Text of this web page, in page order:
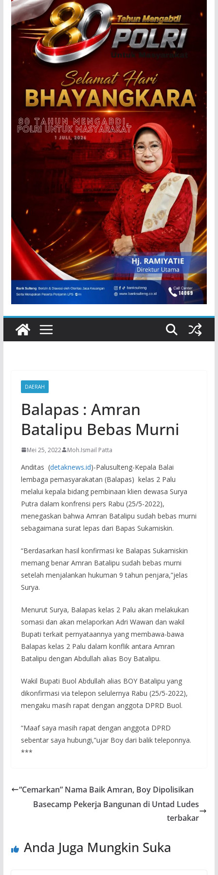
DAERAH
Balapas : Amran
Batalipu Bebas Murni
Mei 25, 2022 Moh.Ismail Patta
Anditas (detaknews.id)-Palusulteng-Kepala Balai
lembaga pemasyarakatan (Balapas) kelas 2 Palu
melalui kepala bidang pembinaan klien dewasa Surya
Putra dalam konfrensi pers Rabu (25/5-2022),
menegaskan bahwa Amran Batalipu sudah bebas murni
sebagaimana surat lepas dari Bapas Sukamiskin.
“Berdasarkan hasil konfirmasi ke Balapas Sukamiskin
memang benar Amran Batalipu sudah bebas murni
setelah menjalankan hukuman 9 tahun penjara,”jelas
Surya.
Menurut Surya, Balapas kelas 2 Palu akan melakukan
somasi dan akan melaporkan Adri Wawan dan wakil
Bupati terkait pernyataannya yang membawa-bawa
Balapas kelas 2 Palu dalam konflik antara Amran
Batalipu dengan Abdullah alias Boy Batalipu.
Wakil Bupati Buol Abdullah alias BOY Batalipu yang
dikonfirmasi via telepon selulernya Rabu (25/5-2022),
mengaku masih rapat dengan anggota DPRD Buol.
“Maaf saya masih rapat dengan anggota DPRD
sebentar saya hubungi,”ujar Boy dari balik teleponnya.
***
“Cemarkan” Nama Baik Amran, Boy Dipolisikan
Basecamp Pekerja Bangunan di Untad Ludes
terbakar
Anda Juga Mungkin Suka